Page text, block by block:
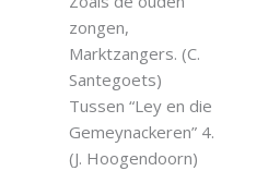
zongen,
Marktzangers. (C.
Santegoets)
Tussen “Ley en die
Gemeynackeren” 4.
(J. Hoogendoorn)